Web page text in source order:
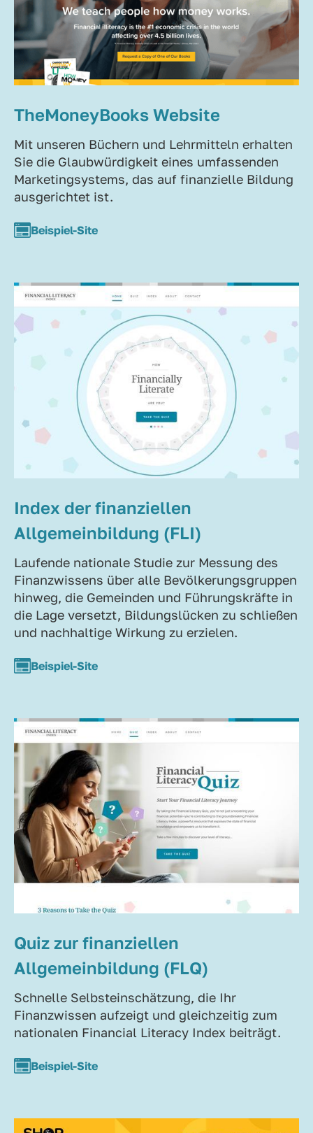
TheMoneyBooks Website
Mit unseren Büchern und Lehrmitteln erhalten
Sie die Glaubwürdigkeit eines umfassenden
Marketingsystems, das auf finanzielle Bildung
ausgerichtet ist.
Beispiel-Site
Index der finanziellen
Allgemeinbildung (FLI)
Laufende nationale Studie zur Messung des
Finanzwissens über alle Bevölkerungsgruppen
hinweg, die Gemeinden und Führungskräfte in
die Lage versetzt, Bildungslücken zu schließen
und nachhaltige Wirkung zu erzielen.
Beispiel-Site
Quiz zur finanziellen
Allgemeinbildung (FLQ)
Schnelle Selbsteinschätzung, die Ihr
Finanzwissen aufzeigt und gleichzeitig zum
nationalen Financial Literacy Index beiträgt.
Beispiel-Site